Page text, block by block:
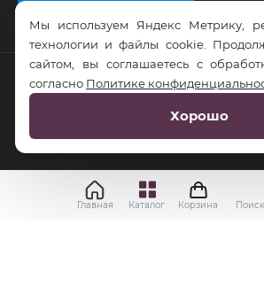
© RusTrus. 2011-2026. Все права
RS Digital
Главная Каталог Корзина Поиск
Мы используем Яндекс Метрику,
технологии и файлы cookie.
сайтом, вы соглашаетесь с
согласно Политике
Хорошо